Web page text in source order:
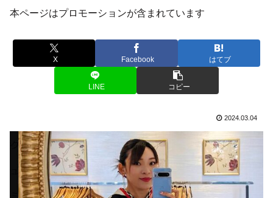
本ページはプロモーションが含まれています
X Facebook はてブ
LINE コピー
2024.03.04